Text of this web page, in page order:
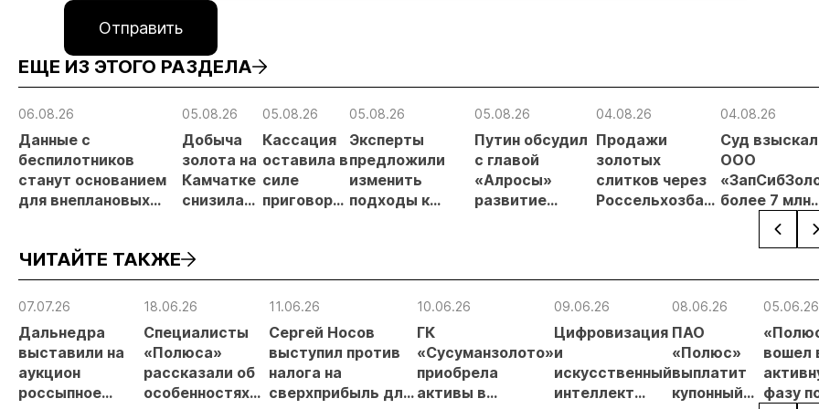
Отправить
ЕЩЕ ИЗ ЭТОГО РАЗДЕЛА
06.08.26
Данные с
беспилотников
станут основанием
для внеплановых
05.08.26
Добыча
золота на
Камчатке
снизилась
полугодии
05.08.26
Кассация
оставила в
силе
приговор
кг золота и
серебра на
05.08.26
Эксперты
предложили
изменить
подходы к
на фоне
реформы
05.08.26
Путин обсудил
с главой
«Алросы»
развитие
проектов в
04.08.26
Продажи
золотых
слитков через
Россельхозбанк
04.08.26
Суд
ООО
более 7 млн
рублей за
нарушение
требований
добыче
ЧИТАЙТЕ ТАКЖЕ
07.07.26
Дальнедра
выставили на
аукцион
россыпное
18.06.26
Специалисты
«Полюса»
рассказали об
особенностях
11.06.26
Сергей Носов
выступил против
налога на
сверхприбыль для
10.06.26
ГК
«Сусуманзолото»
приобрела
активы в
09.06.26
Цифровизация
и
искусственный
интеллект
08.06.26
ПАО
«Полюс»
выплатит
купонный
05.06.26
вошел
фазу